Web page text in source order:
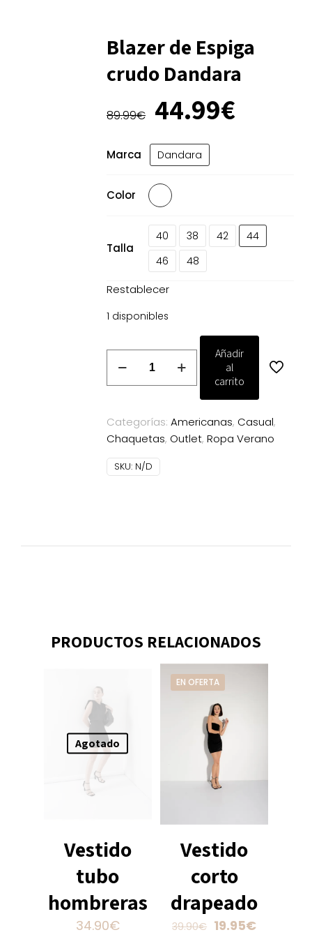
Blazer de Espiga
crudo Dandara
89.99€ El
precio
original
era:
89.99€.
44.99€El
precio
Marca Dandara
Color
Talla
40 38 42
44
46
48
Restablecer
1 disponibles
Espiga
Dandara
cantidad
Añadir
al
carrito
Categorías: Americanas, Casual,
Chaquetas, Outlet, Ropa Verano
SKU: N/D
PRODUCTOS RELACIONADOS
Agotado
Vestido
tubo
hombreras
34.90€
EN OFERTA
Vestido
corto
drapeado
39.90€ El
19.95€El